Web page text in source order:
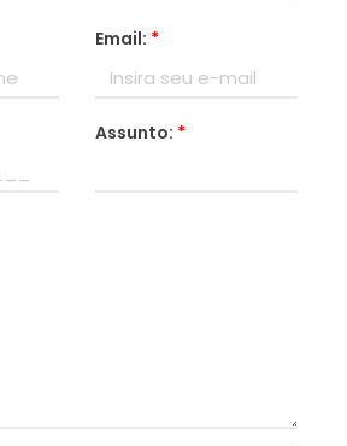
Email: *
Assunto: *